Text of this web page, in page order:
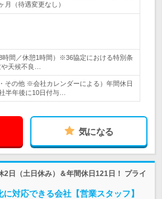
（待遇変更なし）
時間／休憩1時間）※36協定における特別条
天候不良…
その他 ※会社カレンダーによる）年間休日
半年後に10日付与…
気になる
2日（土日休み）＆年間休日121日！ プライ
対応できる会社【営業スタッフ】